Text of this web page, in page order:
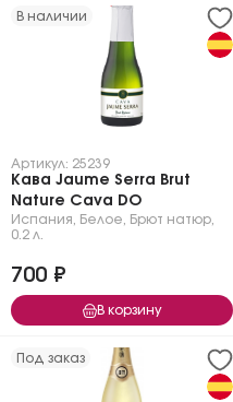
В наличии
Артикул: 25239
Кава Jaume Serra Brut
Nature Cava DO
Испания Белое Брют натюр
0.2 л.
700 ₽
В корзину
Под заказ